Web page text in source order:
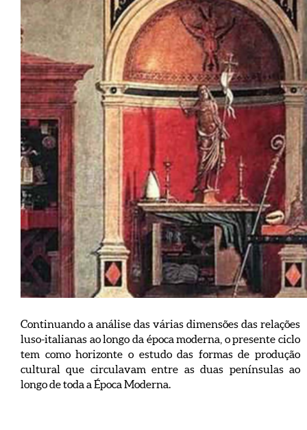
Continuando a análise das várias dimensões das relações
luso-italianas ao longo da época moderna, o presente ciclo
tem como horizonte o estudo das formas de produção
cultural que circulavam entre as duas penínsulas ao
longo de toda a Época Moderna.